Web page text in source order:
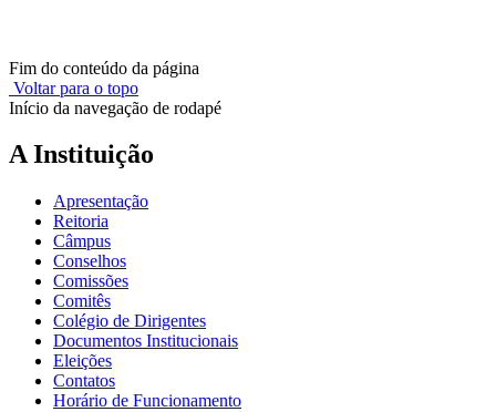
Fim do conteúdo da página
Voltar para o topo
Início da navegação de rodapé
A Instituição
Apresentação
Reitoria
Câmpus
Conselhos
Comissões
Comitês
Colégio de Dirigentes
Documentos Institucionais
Eleições
Contatos
Horário de Funcionamento